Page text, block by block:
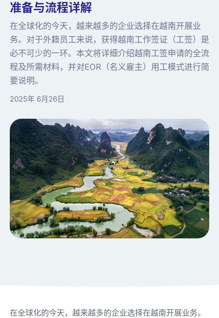
准备与流程详解
在全球化的今天，越来越多的企业选择在越南开展业
务。对于外籍员工来说，获得越南工作签证（工签）是
必不可少的一环。本文将详细介绍越南工签申请的全流
程及所需材料，并对EOR（名义雇主）用工模式进行简
要说明。
2025年 6月26日
在全球化的今天，越来越多的企业选择在越南开展业务。